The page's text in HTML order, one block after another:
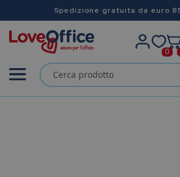
Spedizione gratuita da euro
0